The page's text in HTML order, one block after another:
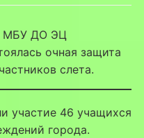
МБУ ДО ЭЦ
очная защита
слета.
участие 46 учащихся
города.